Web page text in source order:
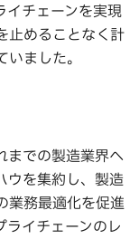
イチェーンを実現
止めることなく計
ました。
までの製造業界へ
ウを集約し、製造
業務最適化を促進
イチェーンのレ